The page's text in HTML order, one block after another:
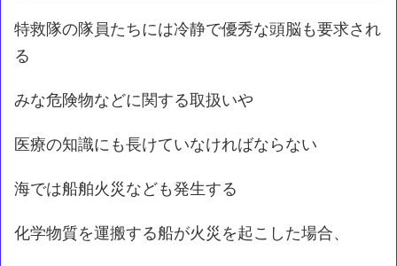
特救隊の隊員たちには冷静で優秀な頭脳も要求され
る
みな危険物などに関する取扱いや
医療の知識にも長けていなければならない
海では船舶火災なども発生する
化学物質を運搬する船が火災を起こした場合、